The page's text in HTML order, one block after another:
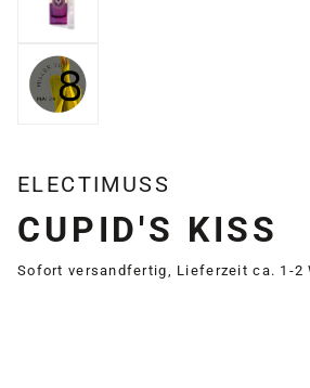
ELECTIMUSS
CUPID'S KISS
Sofort versandfertig, Lieferzeit ca. 1-2